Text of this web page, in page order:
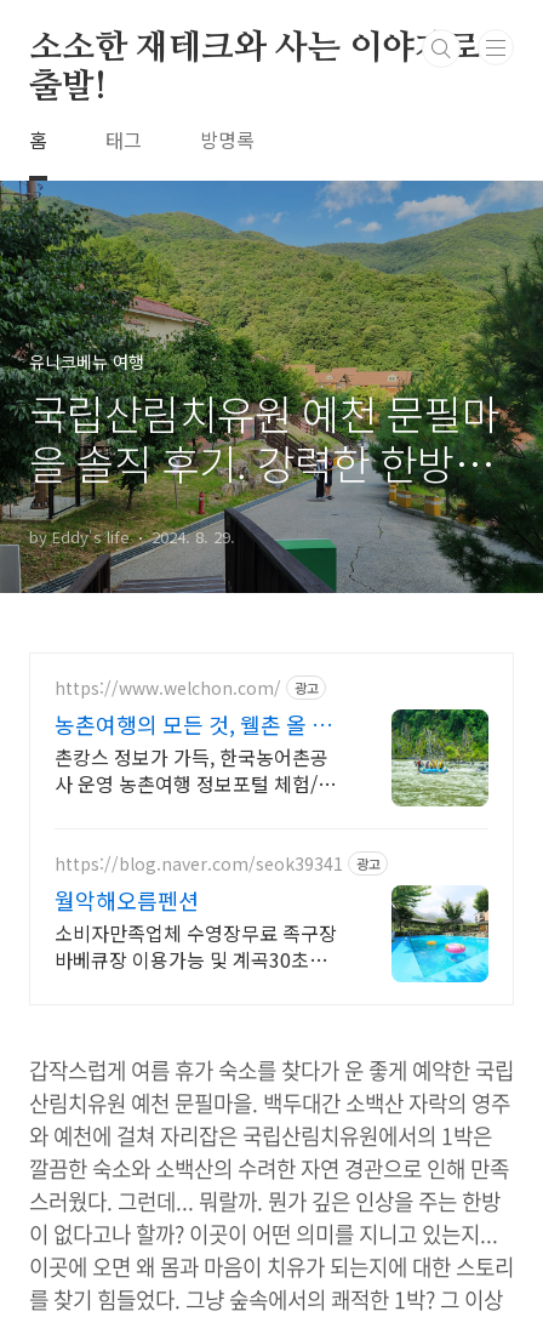
소소한 재테크와 사는 이야기로
출발!
홈 태그 방명록
유니크베뉴 여행
국립산림치유원 예천 문필마
을 솔직 후기. 강력한 한방과
스토리가 아쉽다
by Eddy's life 2024. 8. 29.
https://www.welchon.com/ 광고
농촌여행의 모든 것, 웰촌 올 여
름 여행은 농촌으로!
촌캉스 정보가 가득, 한국농어촌공
사 운영 농촌여행 정보포털 체험/촌
https://blog.naver.com/seok39341 광고
월악해오름펜션
소비자만족업체 수영장무료 족구장
바베큐장 이용가능 및 계곡30초거
갑작스럽게 여름 휴가 숙소를 찾다가 운 좋게 예약한 국립
산림치유원 예천 문필마을. 백두대간 소백산 자락의 영주
와 예천에 걸쳐 자리잡은 국립산림치유원에서의 1박은
깔끔한 숙소와 소백산의 수려한 자연 경관으로 인해 만족
스러웠다. 그런데... 뭐랄까. 뭔가 깊은 인상을 주는 한방
이 없다고나 할까? 이곳이 어떤 의미를 지니고 있는지...
이곳에 오면 왜 몸과 마음이 치유가 되는지에 대한 스토리
를 찾기 힘들었다. 그냥 숲속에서의 쾌적한 1박? 그 이상